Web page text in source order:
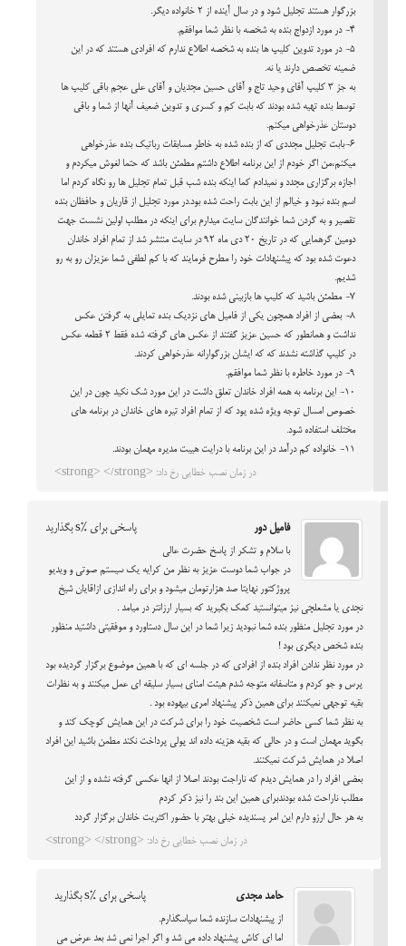
بزرگوار هستند تجلیل شود و در سال آینده از 2 خانواده دیگر.
4- در مورد ازدواج بنده به شخصه با نظر شما موافقم.
5- در مورد تدوین کلیپ ها بنده به شخصه اطلاع ندارم که افرادی هستند که در این
ضمینه تخصص دارند یا نه.
به جز 3 کلیپ آقای وحید تاج و آقای حسین مجدیان و آقای علی عجم باقی کلیپ ها
توسط بنده تهیه شده بودند که بابت کم و کسری و تدوین ضعیف آنها از شما و باقی
دوستان عذرخواهی میکنم.
6-بابت تجلیل مجددی که از بنده شده به خاطر مسابقات رباتیک بنده عذرخواهی
میکنم،من اگر خودم از این برنامه اطلاع داشتم مطمئن باشد که حتما لغوش میکردم و
اجازه برگزاری مجدد و نمیدادم کما اینکه بنده شب قبل تمام تجلیل ها رو نگاه کردم اما
اسم بنده نبود و خیالم از این بابت راحت شده بود.در مورد تجلیل از قاریان و حافظان بنده
تقصیر و به گردن شما خوانندگان سایت میدارم برای اینکه در مطلب اولین نشست جهت
دومین گرهمایی
که در تاریخ 20 دی ماه 92 در سایت منتشر شد از تمام افراد خاندان
دعوت شده بود که پیشنهادات خود را مطرح فرمایند که با کم لطفی شما عزیزان رو به رو
شدیم.
7- مطمئن باشید که کلیپ ها بازبینی شده بودند.
8- بعضی از افراد همچون یکی از فامیل های نزدیک بنده تمایلی به گرفتن عکس
نداشت و همانطور که حسین عزیز گفتند از عکس های گرفته شده فقط 2 قطعه عکس
در کلیپ گذاشته نشدند که که ایشان بزرگوارانه عذرخواهی کردند.
9- در مورد خاطره با نظر شما موافقم.
10- این برنامه به همه افراد خاندان تعلق داشت در این مورد شک نکید چون در این
خصوص امسال توجه ویژه شده یود که از تمام افراد تیره های خاندان در برنامه های
مختلف استفاده شود.
11- خانواده کم درآمد در این برنامه با درایت هییت مدیره مهمان بودند.
در زمان نصب خطایی رخ داد: <strong> </strong>
فامیل دور پاسخی برای %s بگذارید
با سلام و تشکر از پاسخ حضرت عالی
در جواب شما دوست عزیز به نظر من کرایه یک سیستم صوتی و ویدیو
پروژکتور نهایتا صد هزارتومان میشود و برای راه اندازی ازاقایان شیخ
نجدی یا مشعلچی نیز میتوانستید کمک بگیرید که بسیار ارزانتر در میامد .
در مورد تجلیل منظور بنده شما نبودید زیرا شما در این سال دستاورد و موفقیتی داشتید منظور
بنده شخص دیگری بود !
در مورد نظر ندادن افراد بنده از افرادی که در جلسه ای که با همین موضوع برگزار گردیده بود
پرس و جو کردم و متاسفانه متوجه شدم هیئت امنای بسیار سلیقه ای عمل میکنند و به نظرات
بقیه توجهی نمیکنند برای همین ذکر پیشنهاد امری بیهوده بود .
به نظر شما کسی حاضر است شخصیت خود را برای شرکت در این همایش کوچک کند و
بگوید مهمان است و در حالی که بقیه هزینه داده اند پولی پرداخت نکند مطمن باشید این افراد
اصلا در همایش شرکت نمیکنند.
بعضی افراد را در همایش دیدم که ناراجت بودند اصلا از انها عکسی گرفته نشده و از این
مطلب ناراحت شده بودندبرای همین این بند را نیز ذکر کردم
به هر حال ارزو دارم این امر پسندیده خیلی بهتر با حضور اکثریت خاندان برگزار گردد
در زمان نصب خطایی رخ داد: <strong> </strong>
حامد مجدی پاسخی برای %s بگذارید
از پیشنهادات سازنده شما سپاسگذارم.
اما ای کاش پیشنهاد داده می شد و اگر اجرا نمی شد بعد عرض می